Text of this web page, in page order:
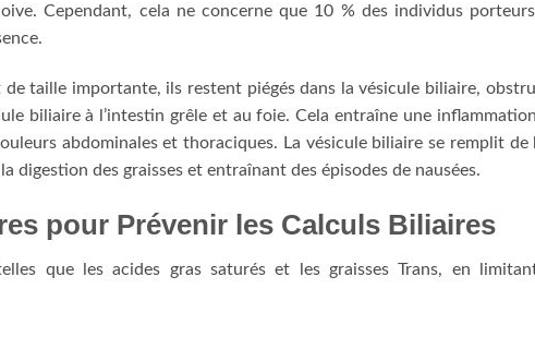
Cependant, cela ne concerne que 10 % des individus
de taille importante, ils restent piégés dans la vésicule biliaire,
biliaire à l’intestin grêle et au foie. Cela entraîne une
abdominales et thoraciques. La vésicule biliaire se remplit de
digestion des graisses et entraînant des épisodes de nausées.
pour Prévenir les Calculs Biliaires
telles que les acides gras saturés et les graisses Trans, en